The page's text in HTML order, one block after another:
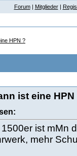
Forum| Mitglieder|
HPN ?
ist eine
1500er ist mMn
mehr